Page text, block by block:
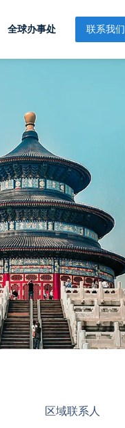
全球办事处 联系我们
区域联系人